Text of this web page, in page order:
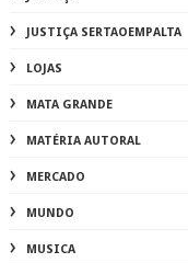
JUSTIÇA SERTAOEMPALTA
LOJAS
MATA GRANDE
MATÉRIA AUTORAL
MERCADO
MUNDO
MUSICA